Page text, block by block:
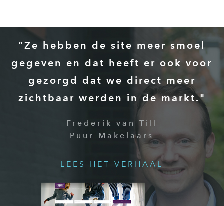
“Ze hebben de site meer smoel
gegeven en dat heeft er ook voor
gezorgd dat we direct meer
zichtbaar werden in de markt."
Frederik van Till
Puur Makelaars
LEES HET VERHAAL